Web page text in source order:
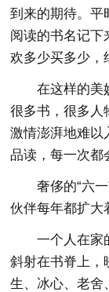
到来的期待。平
阅读的书名记下
欢多少买多少，
在这样的美
很多书，很多人
激情澎湃地难以
品读，每一次都
奢侈的“六
伙伴每年都扩大
一个人在家
斜射在书脊上，
生、冰心、老